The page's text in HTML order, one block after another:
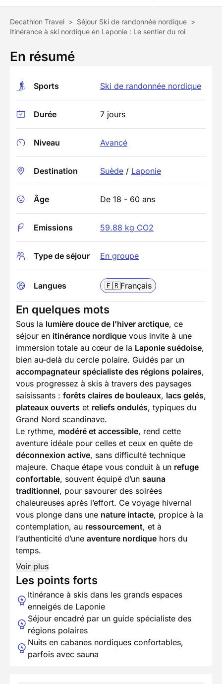
Decathlon Travel > Séjour Ski de randonnée nordique >
Itinérance à ski nordique en Laponie : Le sentier du roi
En résumé
Sports Ski de randonnée nordique
Durée 7 jours
Niveau Avancé
Destination Suède / Laponie
Âge De 18 - 60 ans
Emissions 59.88 kg CO2
Type de séjour En groupe
Langues 🇫🇷Français
En quelques mots
Sous la lumière douce de l’hiver arctique, ce
séjour en itinérance nordique vous invite à une
immersion totale au cœur de la Laponie suédoise,
bien au-delà du cercle polaire. Guidés par un
accompagnateur spécialiste des régions polaires,
vous progressez à skis à travers des paysages
saisissants : forêts claires de bouleaux, lacs gelés,
plateaux ouverts et reliefs ondulés, typiques du
Grand Nord scandinave.
Le rythme, modéré et accessible, rend cette
aventure idéale pour celles et ceux en quête de
déconnexion active, sans difficulté technique
majeure. Chaque étape vous conduit à un refuge
confortable, souvent équipé d’un sauna
traditionnel, pour savourer des soirées
chaleureuses après l’effort. Ce voyage hivernal
vous plonge dans une nature intacte, propice à la
contemplation, au ressourcement, et à
l’authenticité d’une aventure nordique hors du
temps.
Voir plus
Les points forts
Itinérance à skis dans les grands espaces
enneigés de Laponie
Séjour encadré par un guide spécialiste des
régions polaires
Nuits en cabanes nordiques confortables,
parfois avec sauna